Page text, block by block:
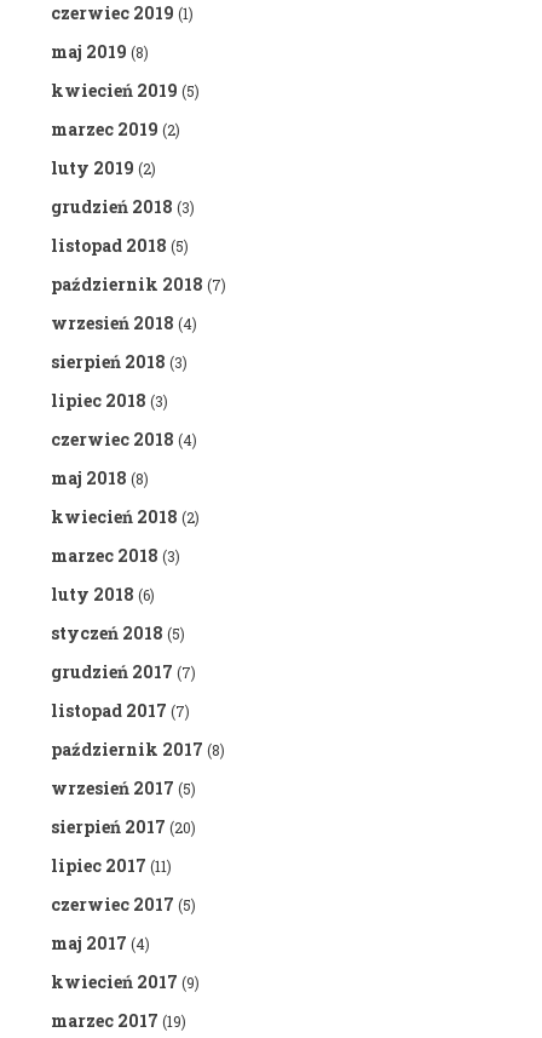
czerwiec 2019 (1)
maj 2019 (8)
kwiecień 2019 (5)
marzec 2019 (2)
luty 2019 (2)
grudzień 2018 (3)
listopad 2018 (5)
październik 2018 (7)
wrzesień 2018 (4)
sierpień 2018 (3)
lipiec 2018 (3)
czerwiec 2018 (4)
maj 2018 (8)
kwiecień 2018 (2)
marzec 2018 (3)
luty 2018 (6)
styczeń 2018 (5)
grudzień 2017 (7)
listopad 2017 (7)
październik 2017 (8)
wrzesień 2017 (5)
sierpień 2017 (20)
lipiec 2017 (11)
czerwiec 2017 (5)
maj 2017 (4)
kwiecień 2017 (9)
marzec 2017 (19)